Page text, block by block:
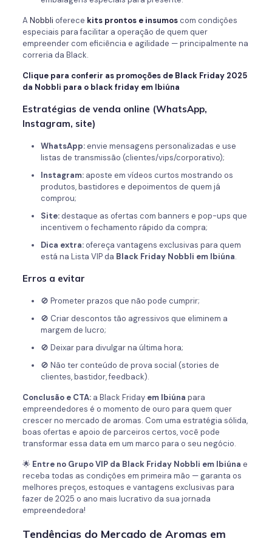
A Nobbli oferece kits prontos e insumoscom condições
especiais para facilitar a operação de quem quer
empreender com eficiência e agilidade — principalmente na
correria da Black.
Clique para conferir as promoções de Black Friday 2025
da Nobbli para o black friday em Ibiúna
Estratégias de venda online (WhatsApp,
Instagram, site)
WhatsApp:envie mensagens personalizadas e use
listas de transmissão (clientes/vips/corporativo);
Instagram:aposte em vídeos curtos mostrando os
produtos, bastidores e depoimentos de quem já
comprou;
Site:destaque as ofertas com banners e pop-ups que
incentivem o fechamento rápido da compra;
Dica extra:ofereça vantagens exclusivas para quem
está na Lista VIP da Black Friday Nobbli em Ibiúna.
Erros a evitar
🚫 Prometer prazos que não pode cumprir;
🚫 Criar descontos tão agressivos que eliminem a
margem de lucro;
🚫 Deixar para divulgar na última hora;
🚫 Não ter conteúdo de prova social (stories de
clientes, bastidor, feedback).
Conclusão e CTA:a Black Friday em Ibiúna para
empreendedores é o momento de ouro para quem quer
crescer no mercado de aromas. Com uma estratégia sólida,
boas ofertas e apoio de parceiros certos, você pode
transformar essa data em um marco para o seu negócio.
🌟 Entre no Grupo VIP da Black Friday Nobbli em Ibiúna e
receba todas as condições em primeira mão — garanta os
melhores preços, estoques e vantagens exclusivas para
fazer de 2025 o ano mais lucrativo da sua jornada
empreendedora!
Tendências do Mercado de Aromas em